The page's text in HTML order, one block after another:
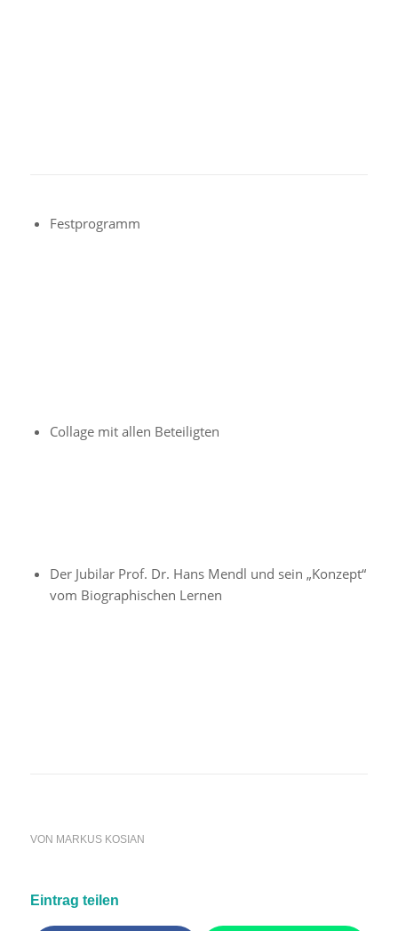
Festprogramm
Collage mit allen Beteiligten
Der Jubilar Prof. Dr. Hans Mendl und sein „Konzept“
vom Biographischen Lernen
VON MARKUS KOSIAN
Eintrag teilen